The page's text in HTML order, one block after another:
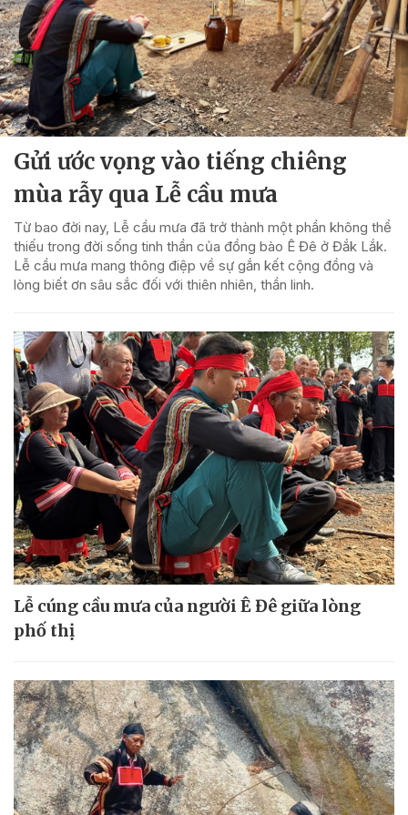
Gửi ước vọng vào tiếng chiêng
mùa rẫy qua Lễ cầu mưa
Từ bao đời nay, Lễ cầu mưa đã trở thành một phần không thể
thiếu trong đời sống tinh thần của đồng bào Ê Đê ở Đắk Lắk.
Lễ cầu mưa mang thông điệp về sự gắn kết cộng đồng và
lòng biết ơn sâu sắc đối với thiên nhiên, thần linh.
Lễ cúng cầu mưa của người Ê Đê giữa lòng
phố thị